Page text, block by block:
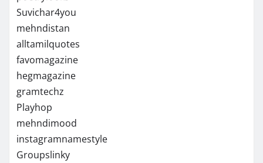
Suvichar4you
mehndistan
alltamilquotes
favomagazine
hegmagazine
gramtechz
Playhop
mehndimood
instagramnamestyle
Groupslinky